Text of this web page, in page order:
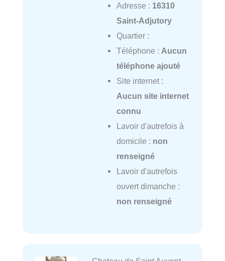
Adresse : 16310
Saint-Adjutory
Quartier :
Téléphone : Aucun
téléphone ajouté
Site internet :
Aucun site internet
connu
Lavoir d'autrefois à
domicile : non
renseigné
Lavoir d'autrefois
ouvert dimanche :
non renseigné